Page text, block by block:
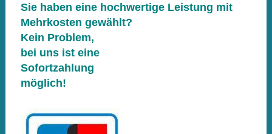
Sie haben eine hochwertige Leistung mit
Mehrkosten gewählt?
Kein Problem,
bei uns ist eine
Sofortzahlung
möglich!